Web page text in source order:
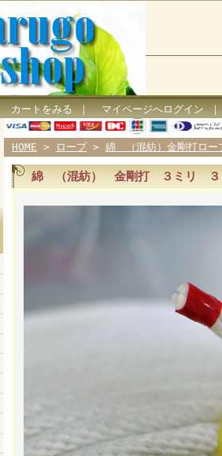
カートをみる｜ マイページへログイン
HOME > ロープ> 綿 （混紡）金剛打ロー
綿 （混紡） 金剛打 ３ミリ ３